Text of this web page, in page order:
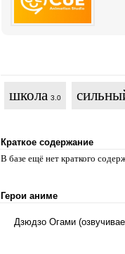
школа 3.0
Краткое содержание
В базе ещё нет краткого
Герои аниме
Дзюдзо Огами